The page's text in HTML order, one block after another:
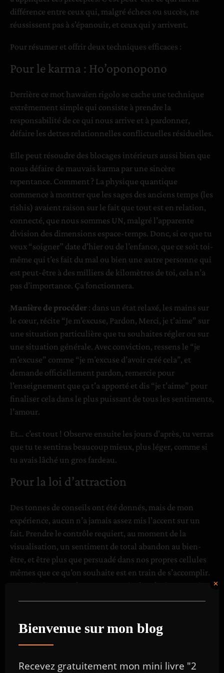
différence entre ceux qui, malgré échecs ou succès, ne
réussissent pas à s’épanouir, et ceux qui y arrivent.
Pour résumer et offrir deux techniques efficaces :
Pour le karma : Ho’oponopono
Derrière ce mot hawaïen rigolo se cache une technique
extrêmement simple qui consiste à prendre la
responsabilité de ce qui nous arrive et à pardonner,
défaire les dettes relationnelles conflictuelles résiduelles.
Elle peut résoudre des blocages intérieurs aussi bien que
nous défaire de mauvais karma par une sincère
repentance. Comment ? La physique quantique
commence à montrer que les sages des anciens temps (les
rishis) avaient raison sur le fait que tout est en relation,
connecté, que nous sommes UN, malgré l’apparente
division des dimensions espace-temps. Donc, si ce que tu
veux “soigner” date d’hier ou de l’enfance, que ce soit toi-
même qui t’es fait du mal ou bien une autre personne qui
est peut-être à des milliers de kilomètres de toi, cela n’a
pas d’importance. Ça fonctionnera.
Manière de procéder : dans un état relaxé, les mains sur
le cœur, récite “Je m’excuse, Pardon, Merci, je t’aime” sur
une situation particulière que tu souhaites régler ou sur
une situation générale. Avec conviction, ressens le “je
m’excuse” comme “je m’excuse d’avoir créé cela”, et
demande officiellement pardon, remercie pour
l’enseignement que ça t’a apporté et dis “je t’aime” pour
finaliser cela dans le plus puissant de tous les sentiments,
l’amour.
Et… c’est tout ! Observe ensuite les jours d’après, tu verras
que tu te sentiras beaucoup mieux, plus léger, comme si
tu avais lâché un gros fardeau.
Pour la loi d’attraction
Des tonnes de conseils ont été donnés, mais de mon
expérience, aucun n’a jamais assez mis l’accent sur un
fait. Prendre le contrôle requiert, au moment de la
visualisation, un sentiment de total abandon au bien-
être, et être plus que persuadé dans nos propres cellules
mêmes que ce qu’on souhaite est en train de s’accomplir.
Ce qui crée un cercle vertueux — je cherche à me sentir
bien pour bien visualiser, ce que je visualise me rend
Bienvenue sur mon blog
Recevez gratuitement mon mini livre "2